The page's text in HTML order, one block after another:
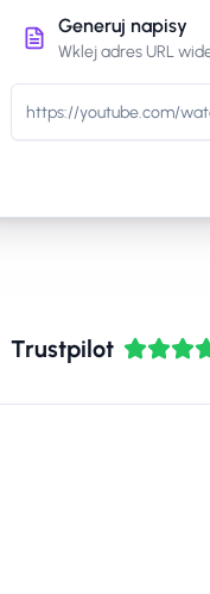
Generuj napisy
Wklej adres URL
Trustpilot